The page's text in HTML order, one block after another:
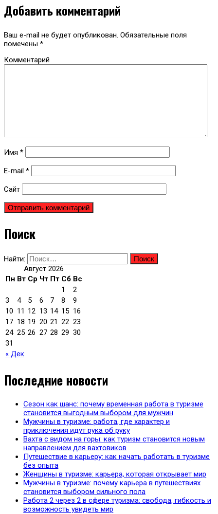
Добавить комментарий
Ваш e-mail не будет опубликован. Обязательные поля
помечены *
Комментарий
Имя *
E-mail *
Сайт
Поиск
Найти:
Август 2026
Пн Вт Ср Чт Пт Сб Вс
« Дек
1
2
3
4 5 6 7 8
9
10 11 12 13 14 15 16
17 18 19 20 21 22 23
24 25 26 27 28 29 30
31
Последние новости
Сезон как шанс: почему временная работа в туризме
становится выгодным выбором для мужчин
Мужчины в туризме: работа, где характер и
приключения идут рука об руку
Вахта с видом на горы: как туризм становится новым
направлением для вахтовиков
Путешествие в карьеру: как начать работать в туризме
без опыта
Женщины в туризме: карьера, которая открывает мир
Мужчины в туризме: почему карьера в путешествиях
становится выбором сильного пола
Работа 2 через 2 в сфере туризма: свобода, гибкость и
возможность увидеть мир